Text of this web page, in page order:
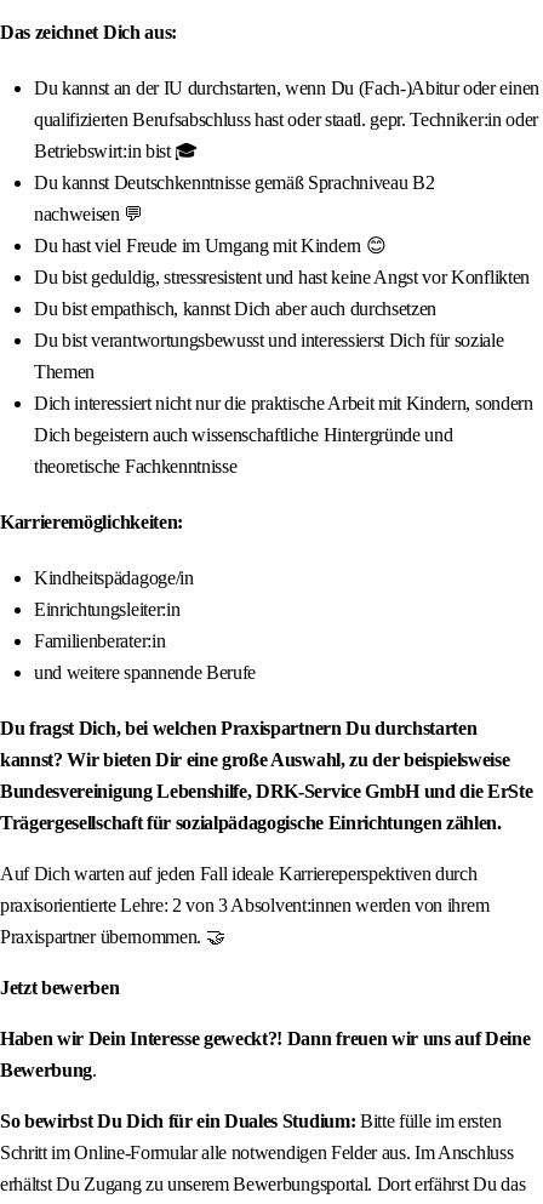
Das zeichnet Dich aus:
Du kannst an der IU durchstarten, wenn Du (Fach-)Abitur oder einen
qualifizierten Berufsabschluss hast oder staatl. gepr. Techniker:in oder
Betriebswirt:in bist 🎓
Du kannst Deutschkenntnisse gemäß Sprachniveau B2
nachweisen 💬
Du hast viel Freude im Umgang mit Kindern 😊
Du bist geduldig, stressresistent und hast keine Angst vor Konflikten
Du bist empathisch, kannst Dich aber auch durchsetzen
Du bist verantwortungsbewusst und interessierst Dich für soziale
Themen
Dich interessiert nicht nur die praktische Arbeit mit Kindern, sondern
Dich begeistern auch wissenschaftliche Hintergründe und
theoretische Fachkenntnisse
Karrieremöglichkeiten:
Kindheitspädagoge/in
Einrichtungsleiter:in
Familienberater:in
und weitere spannende Berufe
Du fragst Dich, bei welchen Praxispartnern Du durchstarten
kannst? Wir bieten Dir eine große Auswahl, zu der beispielsweise
Bundesvereinigung Lebenshilfe, DRK-Service GmbH und die ErSte
Trägergesellschaft für sozialpädagogische Einrichtungen zählen.
Auf Dich warten auf jeden Fall ideale Karriereperspektiven durch
praxisorientierte Lehre: 2 von 3 Absolvent:innen werden von ihrem
Praxispartner übernommen. 🤝
Jetzt bewerben
Haben wir Dein Interesse geweckt?! Dann freuen wir uns auf Deine
Bewerbung.
So bewirbst Du Dich für ein Duales Studium: Bitte fülle im ersten
Schritt im Online-Formular alle notwendigen Felder aus. Im Anschluss
erhältst Du Zugang zu unserem Bewerbungsportal. Dort erfährst Du das